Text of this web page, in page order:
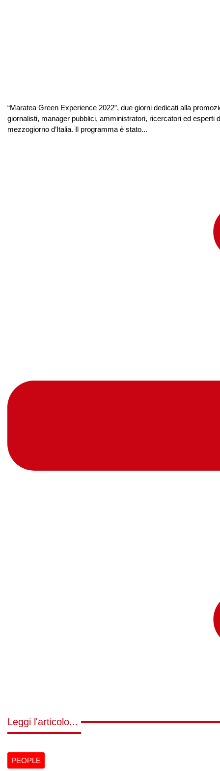
“Maratea Green Experience 2022”, due giorni dedicati alla
giornalisti, manager pubblici, amministratori, ricercatori ed esperti
mezzogiorno d’Italia. Il programma è stato...
Leggi l'articolo...
PEOPLE